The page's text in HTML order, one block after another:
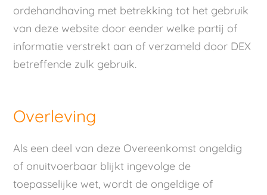
ordehandhaving met betrekking tot het gebruik
van deze website door eender welke partij of
informatie verstrekt aan of verzameld door DEX
betreffende zulk gebruik.
Overleving
Als een deel van deze Overeenkomst ongeldig
of onuitvoerbaar blijkt ingevolge de
toepasselijke wet, wordt de ongeldige of